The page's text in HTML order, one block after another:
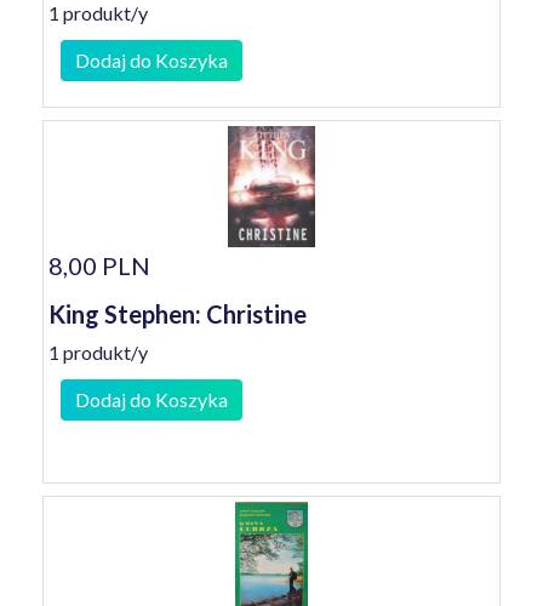
1 produkt/y
Dodaj do Koszyka
8,00 PLN
King Stephen: Christine
1 produkt/y
Dodaj do Koszyka